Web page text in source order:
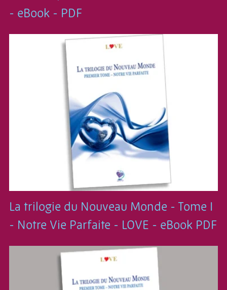
- eBook - PDF
La trilogie du Nouveau Monde - Tome I
- Notre Vie Parfaite - LOVE - eBook PDF